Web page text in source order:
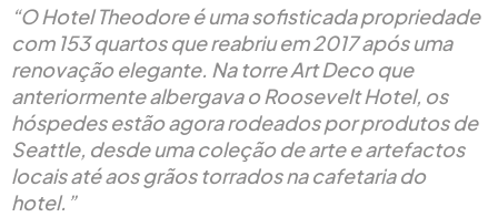
“O Hotel Theodore é uma sofisticada propriedade
com 153 quartos que reabriu em 2017 após uma
renovação elegante. Na torre Art Deco que
anteriormente albergava o Roosevelt Hotel, os
hóspedes estão agora rodeados por produtos de
Seattle, desde uma coleção de arte e artefactos
locais até aos grãos torrados na cafetaria do
hotel.”